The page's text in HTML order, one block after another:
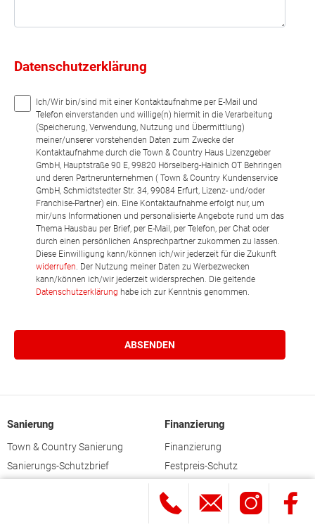
Datenschutzerklärung
Ich/Wir bin/sind mit einer Kontaktaufnahme per E-Mail und
Telefon einverstanden und willige(n) hiermit in die Verarbeitung
(Speicherung, Verwendung, Nutzung und Übermittlung)
meiner/unserer vorstehenden Daten zum Zwecke der
Kontaktaufnahme durch die Town & Country Haus Lizenzgeber
GmbH, Hauptstraße 90 E, 99820 Hörselberg-Hainich OT Behringen
und deren Partnerunternehmen ( Town & Country Kundenservice
GmbH, Schmidtstedter Str. 34, 99084 Erfurt, Lizenz- und/oder
Franchise-Partner) ein. Eine Kontaktaufnahme erfolgt nur, um
mir/uns Informationen und personalisierte Angebote rund um das
Thema Hausbau per Brief, per E-Mail, per Telefon, per Chat oder
durch einen persönlichen Ansprechpartner zukommen zu lassen.
Diese Einwilligung kann/können ich/wir jederzeit für die Zukunft
widerrufen . Der Nutzung meiner Daten zu Werbezwecken
kann/können ich/wir jederzeit widersprechen. Die geltende
Datenschutzerklärung habe ich zur Kenntnis genommen.
Sanierung
Town & Country Sanierung
Sanierungs-Schutzbrief
Finanzierung
Finanzierung
Festpreis-Schutz
Über uns